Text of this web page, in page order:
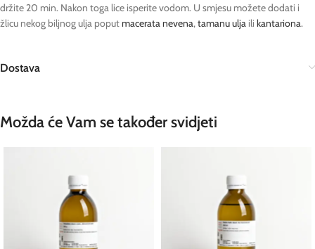
držite 20 min. Nakon toga lice isperite vodom. U smjesu možete dodati i
žlicu nekog biljnog ulja poputmacerata nevena,tamanu ulja ili kantariona.
Dostava
Možda će Vam se također svidjeti